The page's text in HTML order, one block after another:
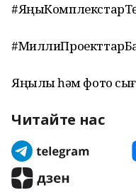
Яңылыҡ һәм фото
Читайте нас